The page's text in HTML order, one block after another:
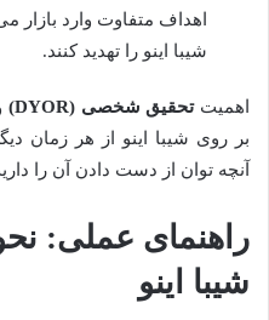
اهداف متفاوت وارد بازار
شیبا اینو را تهدید کنند.
اهمیتتحقیق شخصی (DYOR)
بر روی شیبا اینو از هر زمان
آنچه توان از دست دادن آن را
راهنمای عملی:
شیبا اینو